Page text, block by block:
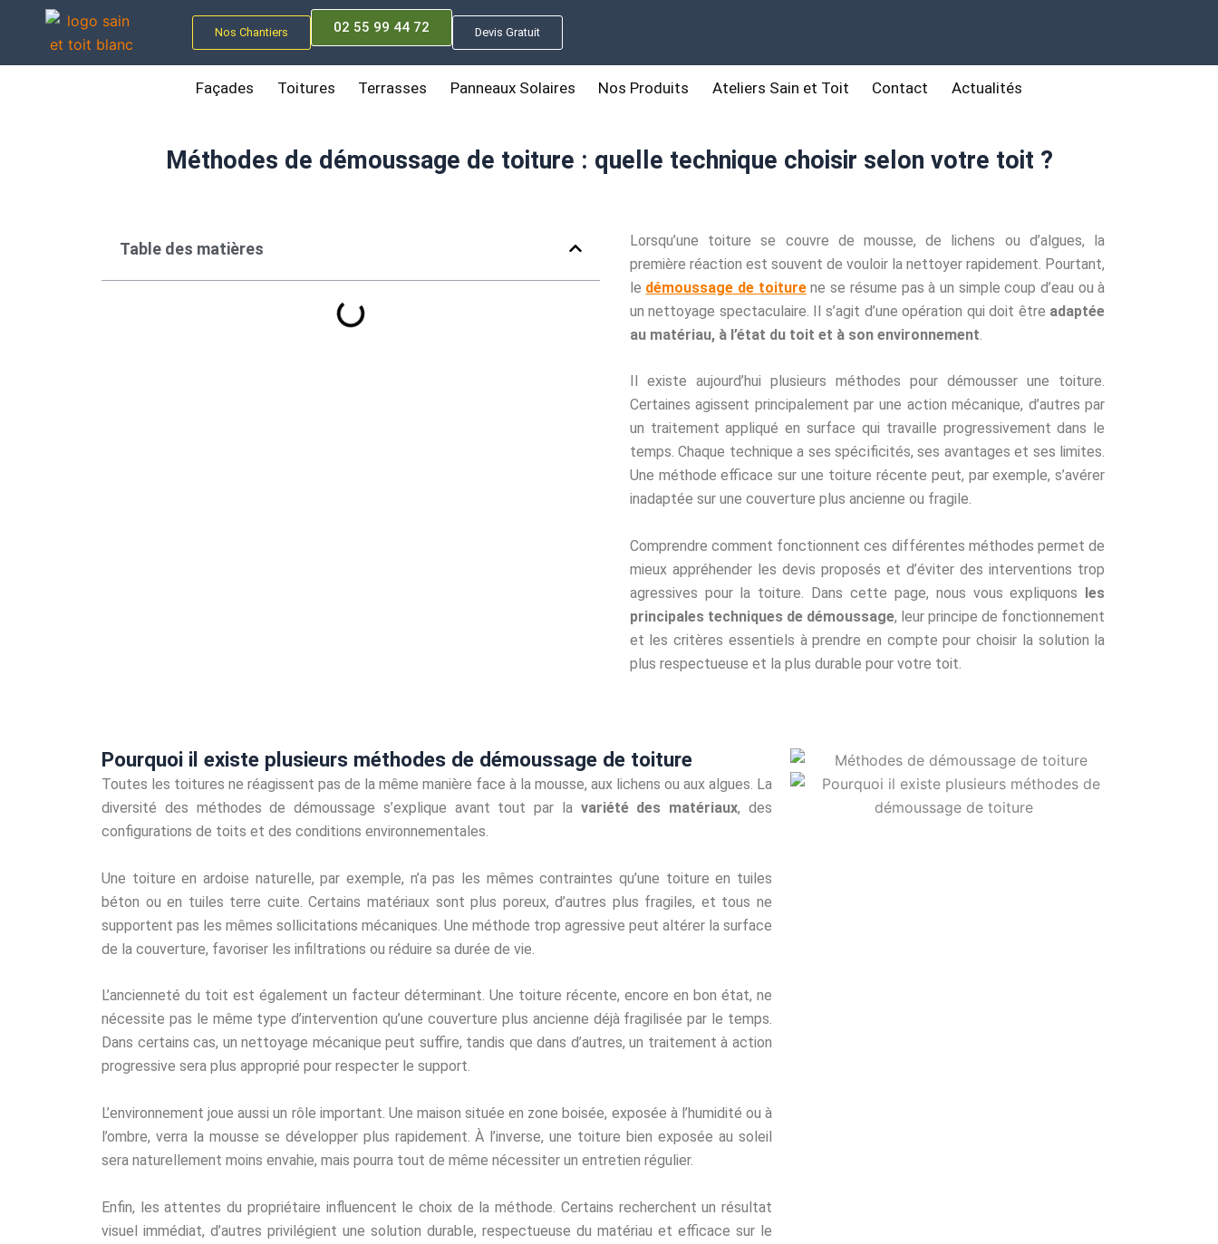
Nos Chantiers 02 55 99 44 72 Devis Gratuit
Façades Toitures Terrasses Panneaux Solaires Nos Produits Ateliers Sain et Toit Contact Actualités
Méthodes de démoussage de toiture : quelle technique choisir selon votre toit ?
Table des matières
Lorsqu’une toiture se couvre de mousse, de lichens ou d’algues, la
première réaction est souvent de vouloir la nettoyer rapidement. Pourtant,
le démoussage de toiturene se résume pas à un simple coup d’eau ou à
un nettoyage spectaculaire. Il s’agit d’une opération qui doit être adaptée
au matériau, à l’état du toit et à son environnement
Il existe aujourd’hui plusieurs méthodes pour démousser une toiture.
Certaines agissent principalement par une action mécanique, d’autres par
un traitement appliqué en surface qui travaille progressivement dans le
temps. Chaque technique a ses spécificités, ses avantages et ses limites.
Une méthode efficace sur une toiture récente peut, par exemple, s’avérer
inadaptée sur une couverture plus ancienne ou fragile.
Comprendre comment fonctionnent ces différentes méthodes permet de
mieux appréhender les devis proposés et d’éviter des interventions trop
agressives pour la toiture. Dans cette page, nous vous expliquons les
principales techniques de démoussage, leur principe de fonctionnement
et les critères essentiels à prendre en compte pour choisir la solution la
plus respectueuse et la plus durable pour votre toit.
Pourquoi il existe plusieurs méthodes de démoussage de toiture
Toutes les toitures ne réagissent pas de la même manière face à la mousse, aux lichens ou aux algues. La
diversité des méthodes de démoussage s’explique avant tout par la variété des matériaux, des
configurations de toits et des conditions environnementales.
Une toiture en ardoise naturelle, par exemple, n’a pas les mêmes contraintes qu’une toiture en tuiles
béton ou en tuiles terre cuite. Certains matériaux sont plus poreux, d’autres plus fragiles, et tous ne
supportent pas les mêmes sollicitations mécaniques. Une méthode trop agressive peut altérer la surface
de la couverture, favoriser les infiltrations ou réduire sa durée de vie.
L’ancienneté du toit est également un facteur déterminant. Une toiture récente, encore en bon état, ne
nécessite pas le même type d’intervention qu’une couverture plus ancienne déjà fragilisée par le temps.
Dans certains cas, un nettoyage mécanique peut suffire, tandis que dans d’autres, un traitement à action
progressive sera plus approprié pour respecter le support.
L’environnement joue aussi un rôle important. Une maison située en zone boisée, exposée à l’humidité ou à
l’ombre, verra la mousse se développer plus rapidement. À l’inverse, une toiture bien exposée au soleil
sera naturellement moins envahie, mais pourra tout de même nécessiter un entretien régulier.
Enfin, les attentes du propriétaire influencent le choix de la méthode. Certains recherchent un résultat
visuel immédiat, d’autres privilégient une solution durable, respectueuse du matériau et efficace sur le